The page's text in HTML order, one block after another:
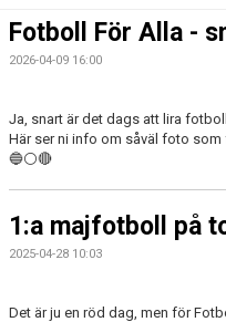
DOKUMENT
Fotboll För Alla -
2026-04-09 16:00
Ja, snart är det dags att lira
Här ser ni info om såväl foto
🔵⚪🔴
1:a majfotboll på
2025-04-28 10:03
Det är ju en röd dag, men för